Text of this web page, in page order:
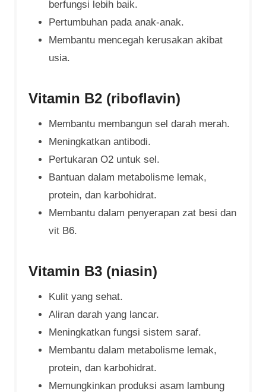
berfungsi lebih baik.
Pertumbuhan pada anak-anak.
Membantu mencegah kerusakan akibat
usia.
Vitamin B2 (riboflavin)
Membantu membangun sel darah merah.
Meningkatkan antibodi.
Pertukaran O2 untuk sel.
Bantuan dalam metabolisme lemak,
protein, dan karbohidrat.
Membantu dalam penyerapan zat besi dan
vit B6.
Vitamin B3 (niasin)
Kulit yang sehat.
Aliran darah yang lancar.
Meningkatkan fungsi sistem saraf.
Membantu dalam metabolisme lemak,
protein, dan karbohidrat.
Memungkinkan produksi asam lambung